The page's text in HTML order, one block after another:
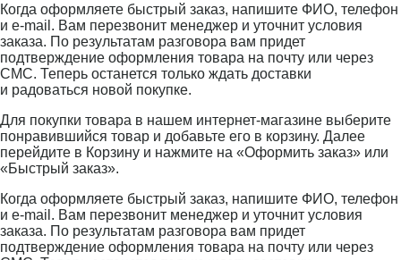
Когда оформляете быстрый заказ, напишите ФИО, телефон
и e-mail. Вам перезвонит менеджер и уточнит условия
заказа. По результатам разговора вам придет
подтверждение оформления товара на почту или через
СМС. Теперь останется только ждать доставки
и радоваться новой покупке.
Для покупки товара в нашем интернет-магазине выберите
понравившийся товар и добавьте его в корзину. Далее
перейдите в Корзину и нажмите на «Оформить заказ» или
«Быстрый заказ».
Когда оформляете быстрый заказ, напишите ФИО, телефон
и e-mail. Вам перезвонит менеджер и уточнит условия
заказа. По результатам разговора вам придет
подтверждение оформления товара на почту или через